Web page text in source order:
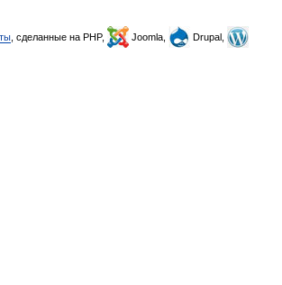
, сделанные на PHP, Joomla,
Drupal,